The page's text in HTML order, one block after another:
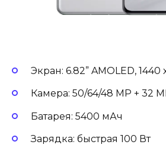
Экран: 6.82” AMOLED, 1440
Камера: 50/64/48 MP + 32
Батарея: 5400 мАч
Зарядка: быстрая 100 Вт